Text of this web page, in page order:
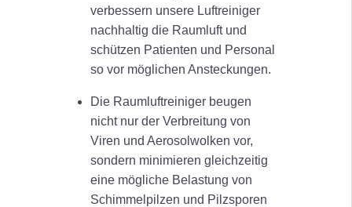
verbessern unsere Luftreiniger
nachhaltig die Raumluft und
schützen Patienten und Personal
so vor möglichen Ansteckungen.
Die Raumluftreiniger beugen
nicht nur der Verbreitung von
Viren und Aerosolwolken vor,
sondern minimieren gleichzeitig
eine mögliche Belastung von
Schimmelpilzen und Pilzsporen